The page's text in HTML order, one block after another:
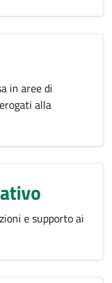
in aree di
alla
e supporto ai